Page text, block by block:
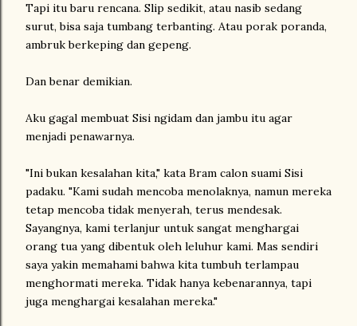
Tapi itu baru rencana. Slip sedikit, atau nasib sedang
surut, bisa saja tumbang terbanting. Atau porak poranda,
ambruk berkeping dan gepeng.
Dan benar demikian.
Aku gagal membuat Sisi ngidam dan jambu itu agar
menjadi penawarnya.
"Ini bukan kesalahan kita," kata Bram calon suami Sisi
padaku. "Kami sudah mencoba menolaknya, namun mereka
tetap mencoba tidak menyerah, terus mendesak.
Sayangnya, kami terlanjur untuk sangat menghargai
orang tua yang dibentuk oleh leluhur kami. Mas sendiri
saya yakin memahami bahwa kita tumbuh terlampau
menghormati mereka. Tidak hanya kebenarannya, tapi
juga menghargai kesalahan mereka."